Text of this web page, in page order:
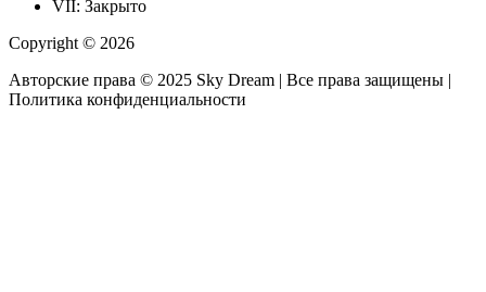
VII: Закрыто
Copyright © 2026
Авторские права © 2025 Sky Dream | Все права защищены |
Политика конфиденциальности